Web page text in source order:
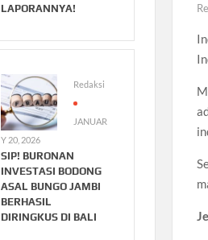
LAPORANNYA!
Redaksi
JANUAR
Y 20, 2026
SIP! BURONAN
INVESTASI BODONG
ASAL BUNGO JAMBI
BERHASIL
DIRINGKUS DI BALI